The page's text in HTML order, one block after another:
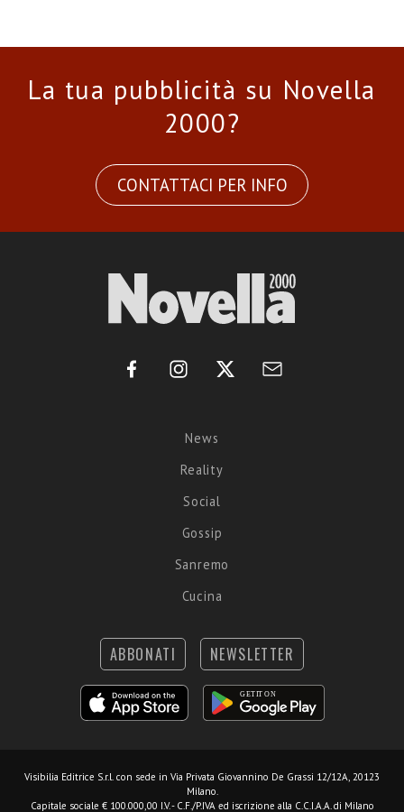
La tua pubblicità su Novella
2000?
CONTATTACI PER INFO
News
Reality
Social
Gossip
Sanremo
Cucina
ABBONATI NEWSLETTER
Visibilia Editrice S.r.l. con sede in Via Privata Giovannino De Grassi 12/12A, 20123
Milano.
Capitale sociale € 100.000,00 I.V. - C.F./P.IVA ed iscrizione alla C.C.I.A.A. di Milano